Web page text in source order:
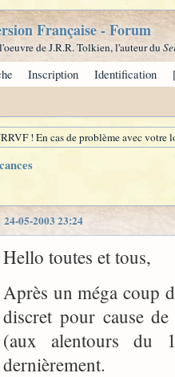
Française - Forum
de J.R.R. Tolkien, l'auteur du
Inscription Identification
! En cas de problème avec
24-05-2003 23:24
Hello toutes et tous,
Après un méga coup
discret pour cause
(aux alentours du
dernièrement.